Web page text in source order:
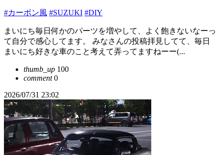
#カーボン風 #SUZUKI #DIY
まいにち毎日何かのパーツを増やして、よく飽きないなーっ
て自分で感心してます。 みなさんの投稿拝見してて、毎日
まいにち好きな車のこと考えて弄ってますねーー(...
thumb_up 100
comment0
2026/07/31 23:02